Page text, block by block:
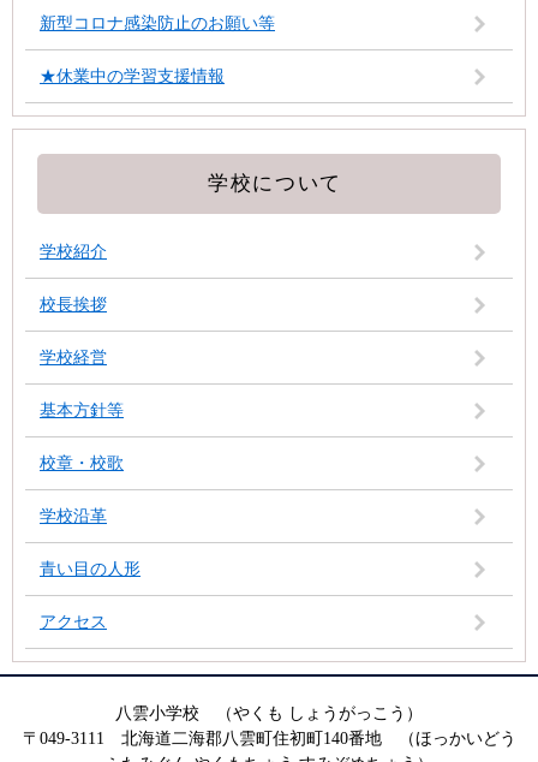
新型コロナ感染防止のお願い等
★休業中の学習支援情報
学校について
学校紹介
校長挨拶
学校経営
基本方針等
校章・校歌
学校沿革
青い目の人形
アクセス
八雲小学校 （やくも しょうがっこう）
〒049-3111 北海道二海郡八雲町住初町140番地 （ほっかいどう